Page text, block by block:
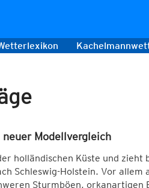
Modellvergleich
holländischen Küste und zieht
Schleswig-Holstein. Vor allem
Sturmböen, orkanartigen